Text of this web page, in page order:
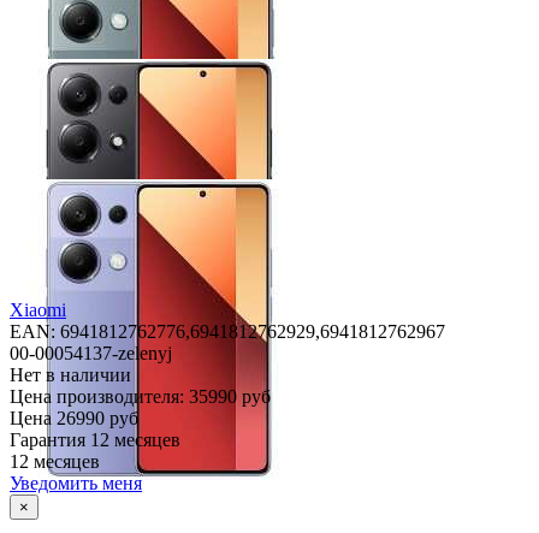
Xiaomi
EAN: 6941812762776,6941812762929,6941812762967
00-00054137-zelenyj
Нет в наличии
Цена производителя: 35990 руб
Цена 26990 руб
Гарантия 12 месяцев
12 месяцев
Уведомить меня
×